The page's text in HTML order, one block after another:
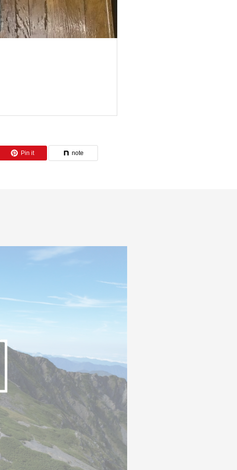
Pin it note